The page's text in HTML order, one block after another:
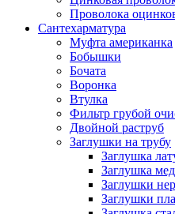
Проволока
Сантехарматура
Муфта американка
Бобышки
Бочата
Воронка
Втулка
Фильтр грубой
Двойной раструб
Заглушки на трубу
Заглушка
Заглушка
Заглушки
Заглушки